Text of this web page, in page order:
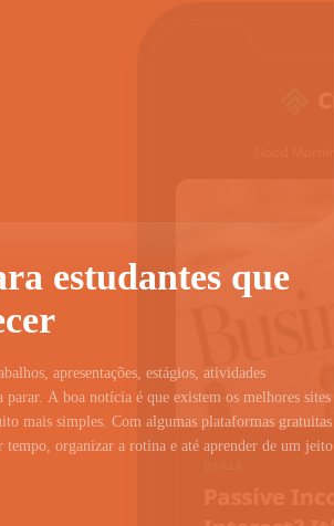
estudantes que
apresentações, estágios, atividades
A boa notícia é que existem os melhores sites
mais simples. Com algumas plataformas gratuitas
organizar a rotina e até aprender de um jeito